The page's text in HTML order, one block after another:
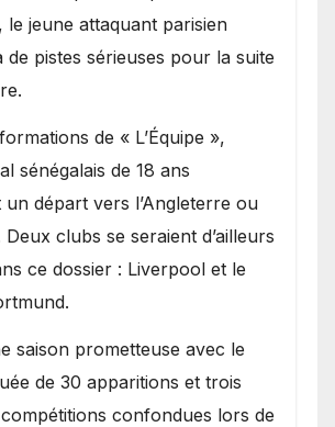
le jeune attaquant parisien
de pistes sérieuses pour la suite
de « L’Équipe »,
sénégalais de 18 ans
un départ vers l’Angleterre ou
Deux clubs se seraient d’ailleurs
ce dossier : Liverpool et le
saison prometteuse avec le
de 30 apparitions et trois
confondues lors de